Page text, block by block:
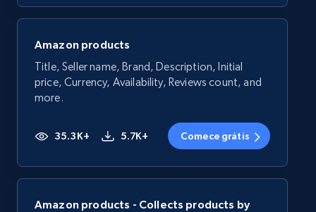
Amazon products
Title, Seller name, Brand, Description, Initial
price, Currency, Availability, Reviews count, and
more.
35.3K+ 5.7K+ Comece grátis
Amazon products - Collects products by